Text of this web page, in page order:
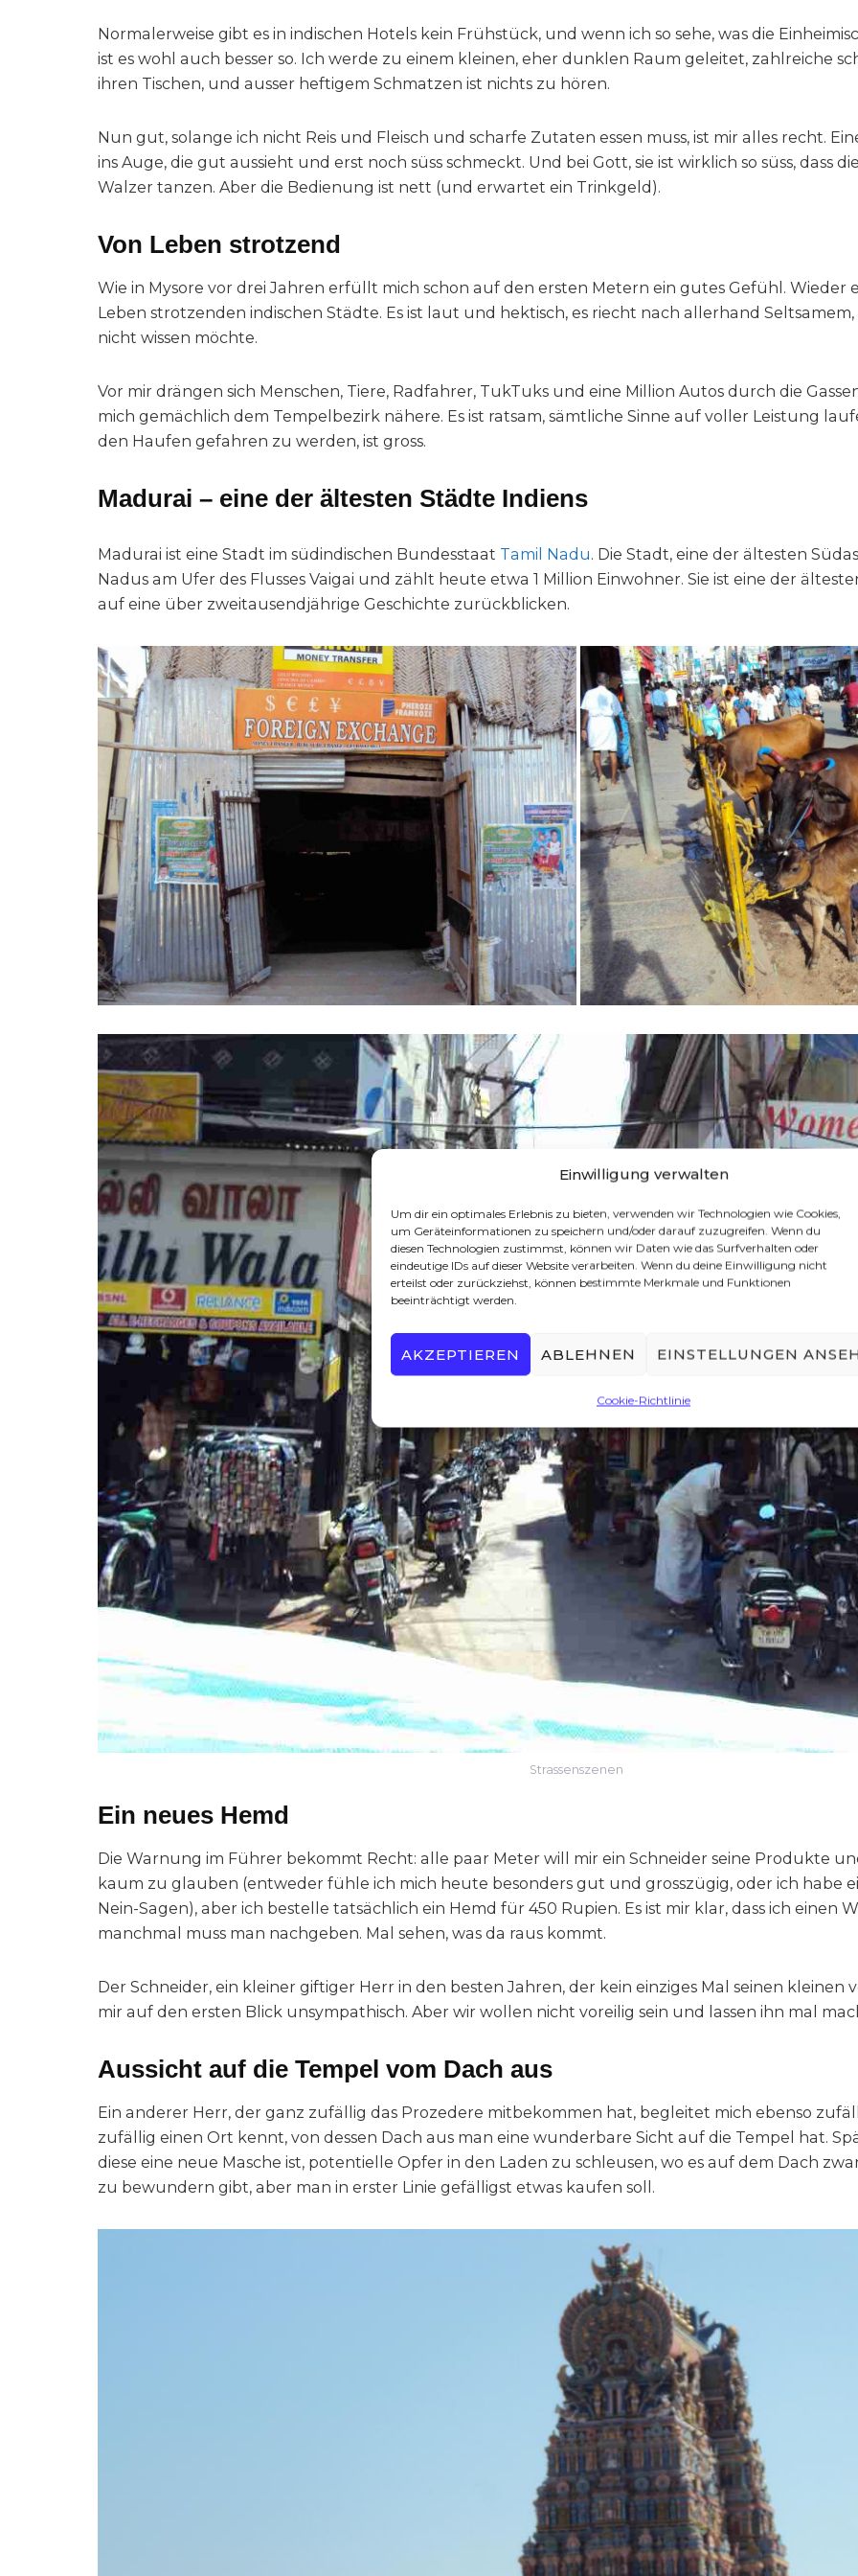
Einwilligung verwalten
Um dir ein optimales Erlebnis zu bieten, verwenden wir Technologien wie Cookies,
um Geräteinformationen zu speichern und/oder darauf zuzugreifen. Wenn du
diesen Technologien zustimmst, können wir Daten wie das Surfverhalten oder
eindeutige IDs auf dieser Website verarbeiten. Wenn du deine Einwilligung nicht
erteilst oder zurückziehst, können bestimmte Merkmale und Funktionen
beeinträchtigt werden.
AKZEPTIEREN ABLEHNEN EINSTELLUNGEN
Cookie-Richtlinie
Normalerweise gibt es in indischen Hotels kein Frühstück, und wenn ich so sehe, was die
ist es wohl auch besser so. Ich werde zu einem kleinen, eher dunklen Raum geleitet, zahlreiche
ihren Tischen, und ausser heftigem Schmatzen ist nichts zu hören.
Nun gut, solange ich nicht Reis und Fleisch und scharfe Zutaten essen muss, ist mir alles recht.
ins Auge, die gut aussieht und erst noch süss schmeckt. Und bei Gott, sie ist wirklich so süss, dass
Walzer tanzen. Aber die Bedienung ist nett (und erwartet ein Trinkgeld).
Von Leben strotzend
Wie in Mysore vor drei Jahren erfüllt mich schon auf den ersten Metern ein gutes Gefühl. Wieder
Leben strotzenden indischen Städte. Es ist laut und hektisch, es riecht nach allerhand
nicht wissen möchte.
Vor mir drängen sich Menschen, Tiere, Radfahrer, TukTuks und eine Million Autos durch die
mich gemächlich dem Tempelbezirk nähere. Es ist ratsam, sämtliche Sinne auf voller Leistung
den Haufen gefahren zu werden, ist gross.
Madurai – eine der ältesten Städte Indiens
Madurai ist eine Stadt im südindischen Bundesstaat Tamil Nadu. Die Stadt, eine der ältesten
Nadus am Ufer des Flusses Vaigai und zählt heute etwa 1 Million Einwohner. Sie ist eine der
auf eine über zweitausendjährige Geschichte zurückblicken.
Strassenszenen
Ein neues Hemd
Die Warnung im Führer bekommt Recht: alle paar Meter will mir ein Schneider seine Produkte
kaum zu glauben (entweder fühle ich mich heute besonders gut und grosszügig, oder ich habe
Nein-Sagen), aber ich bestelle tatsächlich ein Hemd für 450 Rupien. Es ist mir klar, dass ich einen
manchmal muss man nachgeben. Mal sehen, was da raus kommt.
Der Schneider, ein kleiner giftiger Herr in den besten Jahren, der kein einziges Mal seinen kleinen
mir auf den ersten Blick unsympathisch. Aber wir wollen nicht voreilig sein und lassen ihn mal
Aussicht auf die Tempel vom Dach aus
Ein anderer Herr, der ganz zufällig das Prozedere mitbekommen hat, begleitet mich ebenso
zufällig einen Ort kennt, von dessen Dach aus man eine wunderbare Sicht auf die Tempel hat.
diese eine neue Masche ist, potentielle Opfer in den Laden zu schleusen, wo es auf dem Dach
zu bewundern gibt, aber man in erster Linie gefälligst etwas kaufen soll.